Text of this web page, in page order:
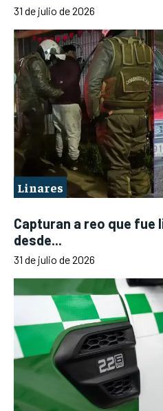
31 de julio de 2026
Linares
Capturan a reo que fue
desde...
31 de julio de 2026